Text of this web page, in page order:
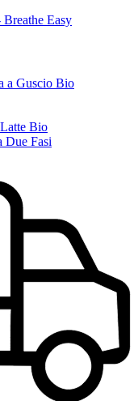
Easy
a Guscio Bio
Bio
Due Fasi